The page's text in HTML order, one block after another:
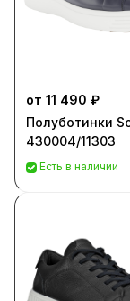
от 11 490 ₽
Полуботинки
430004/11303
Есть в наличии